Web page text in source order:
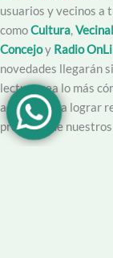
usuarios y vecinos a
comoCultura,
Concejoy Radio
novedades llegarán
lectura sea lo más
además para lograr
propias y de